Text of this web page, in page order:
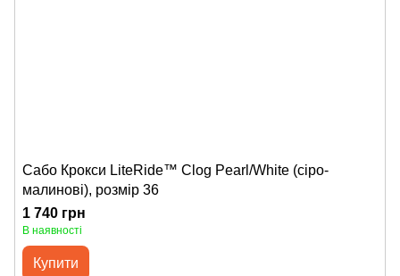
Сабо Крокси LiteRide™ Clog Pearl/White (сіро-
малинові), розмір 36
1 740 грн
В наявності
Купити